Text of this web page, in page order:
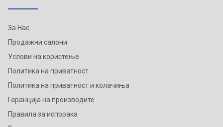
За Нас
Продажни салони
Услови на користење
Политика на приватност
Политика на приватност и колачиња
Гаранција на производите
Правила за испорака